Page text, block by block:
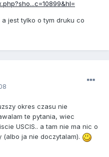
jest tylko o tym druku co
okres czasu nie
te pytania, wiec
USCIS.. a tam nie ma nic o
(albo ja nie doczytalam).